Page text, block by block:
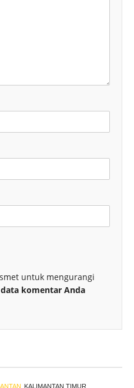
untuk mengurangi
komentar Anda
KALIMANTAN TIMUR